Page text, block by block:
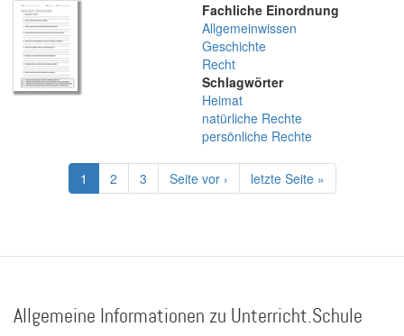
Fachliche Einordnung
Allgemeinwissen
Geschichte
Recht
Schlagwörter
Heimat
natürliche Rechte
persönliche Rechte
Seitennummerierung
Aktuelle
Seite
1 Page
2 Page
3
Nächste
Seite
Seite vor ›
Letzte
Seite
letzte Seite »
Allgemeine Informationen zu Unterricht.Schule